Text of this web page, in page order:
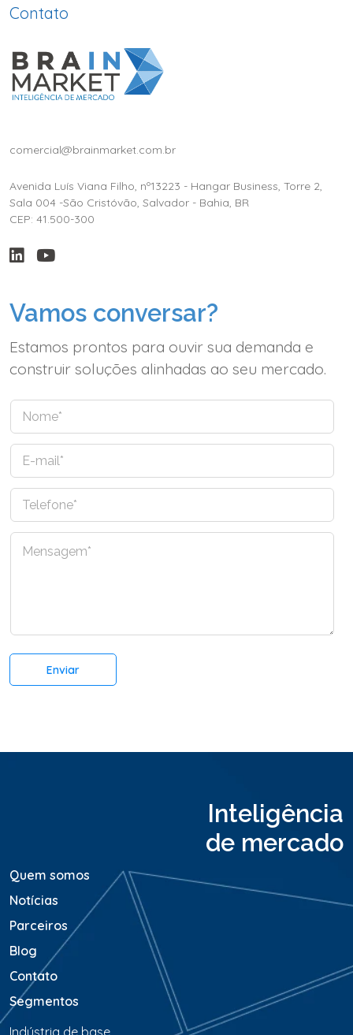
Contato
comercial@brainmarket.com.br
Avenida Luís Viana Filho, nº13223 - Hangar Business, Torre 2,
Sala 004 -São Cristóvão, Salvador - Bahia, BR
CEP: 41.500-300
Vamos conversar?
Estamos prontos para ouvir sua demanda e
construir soluções alinhadas ao seu mercado.
o
-
e
*t
r
o
e
Enviar
Inteligência
de mercado
Quem somos
Notícias
Parceiros
Blog
Contato
Segmentos